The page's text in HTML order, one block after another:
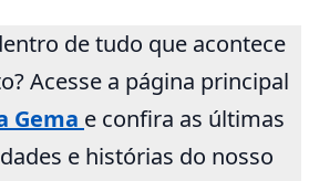
de tudo que acontece
Acesse a página principal
Gema e confira as últimas
e histórias do nosso